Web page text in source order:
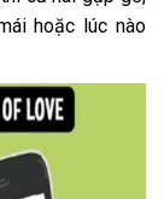
hoặc lúc nào